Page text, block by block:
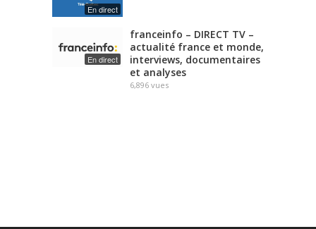
En direct
En direct
franceinfo – DIRECT TV –
actualité france et monde,
interviews, documentaires
et analyses
6,896 vues